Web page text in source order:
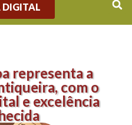
DIGITAL
representa a
com o
e excelência